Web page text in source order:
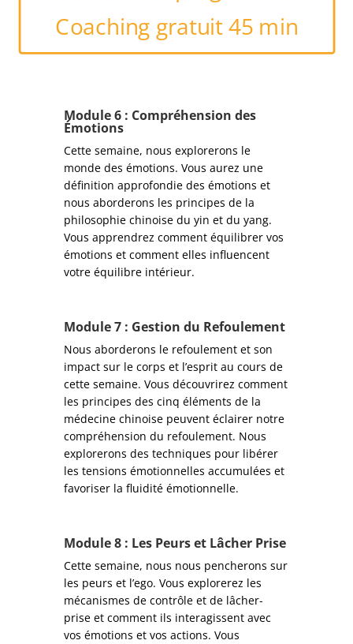
Coaching gratuit 45 min
Module6 : Compréhension des
Émotions
Cette semaine, nous explorerons le
monde des émotions. Vous aurez une
définition approfondie des émotions et
nous aborderons les principes de la
philosophie chinoise du yin et du yang.
Vous apprendrez comment équilibrer vos
émotions et comment elles influencent
votre équilibre intérieur.
Module7 : Gestion du Refoulement
Nous aborderons le refoulement et son
impact sur le corps et l’esprit au cours de
cette semaine. Vous découvrirez comment
les principes des cinq éléments de la
médecine chinoise peuvent éclairer notre
compréhension du refoulement. Nous
explorerons des techniques pour libérer
les tensions émotionnelles accumulées et
favoriser la fluidité émotionnelle.
Module8 : Les Peurs et Lâcher Prise
Cette semaine, nous nous pencherons sur
les peurs et l’ego. Vous explorerez les
mécanismes de contrôle et de lâcher-
prise et comment ils interagissent avec
vos émotions et vos actions. Vous